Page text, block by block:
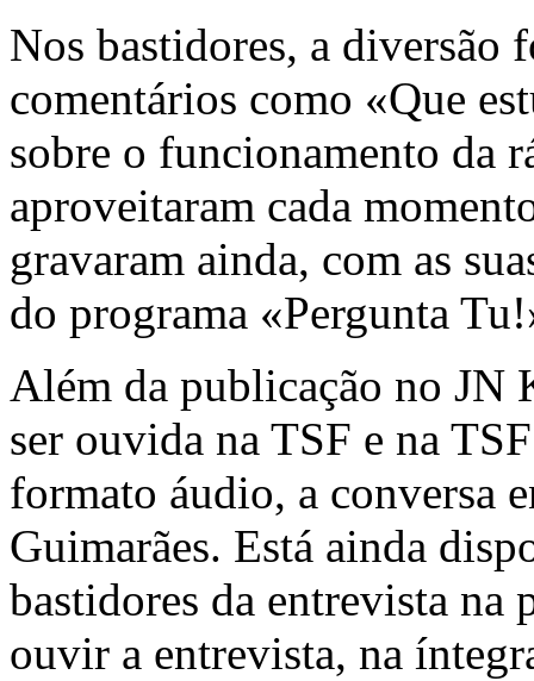
Nos bastidores, a diversão
comentários como «Que
sobre o funcionamento da
aproveitaram cada
gravaram ainda, com as
do programa «Pergunta
Além da publicação no JN
ser ouvida na TSF e na
formato áudio, a conversa
Guimarães. Está ainda
bastidores da entrevista na
ouvir a entrevista, na